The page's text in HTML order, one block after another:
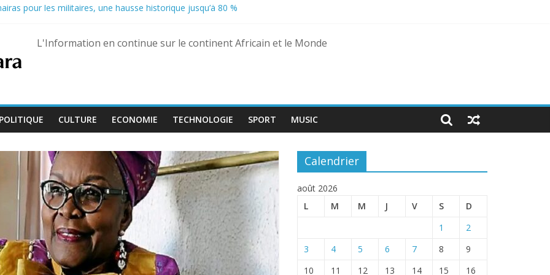
pour les militaires, une hausse historique jusqu’à 80 %
avec l’arrivée de quatre magistrats, dont un juge aguerri de Gagal
d’un vol à Kampala
après des propos jugés offensants envers le chef de l’État
L'Information en continue sur le continent Africain et le Monde
POLITIQUE CULTURE ECONOMIE TECHNOLOGIE SPORT MUSIC
Calendrier
août 2026
L
M M J V S D
1
2
3
4 5 6 7 8
9
10
11 12 13 14 15
16